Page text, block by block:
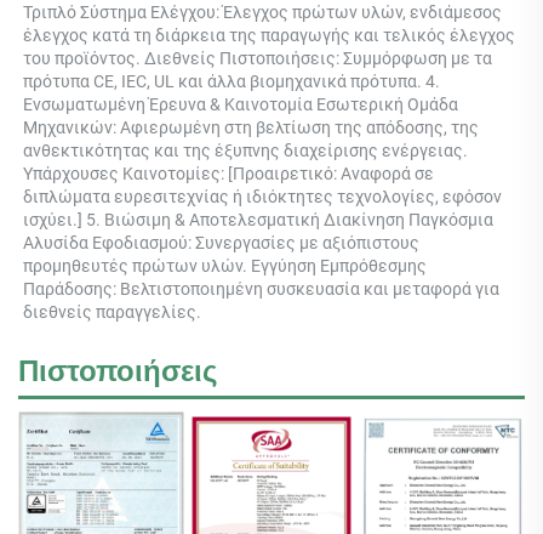
Τριπλό Σύστημα Ελέγχου: Έλεγχος πρώτων υλών, ενδιάμεσος
έλεγχος κατά τη διάρκεια της παραγωγής και τελικός έλεγχος
του προϊόντος. Διεθνείς Πιστοποιήσεις: Συμμόρφωση με τα
πρότυπα CE, IEC, UL και άλλα βιομηχανικά πρότυπα. 4.
Ενσωματωμένη Έρευνα & Καινοτομία Εσωτερική Ομάδα
Μηχανικών: Αφιερωμένη στη βελτίωση της απόδοσης, της
ανθεκτικότητας και της έξυπνης διαχείρισης ενέργειας.
Υπάρχουσες Καινοτομίες: [Προαιρετικό: Αναφορά σε
διπλώματα ευρεσιτεχνίας ή ιδιόκτητες τεχνολογίες, εφόσον
ισχύει.] 5. Βιώσιμη & Αποτελεσματική Διακίνηση Παγκόσμια
Αλυσίδα Εφοδιασμού: Συνεργασίες με αξιόπιστους
προμηθευτές πρώτων υλών. Εγγύηση Εμπρόθεσμης
Παράδοσης: Βελτιστοποιημένη συσκευασία και μεταφορά για
διεθνείς παραγγελίες.
Πιστοποιήσεις